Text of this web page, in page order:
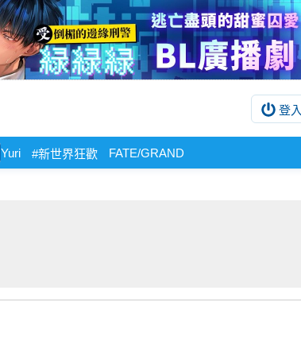
登入
Yuri #新世界狂歡 FATE/GRAND